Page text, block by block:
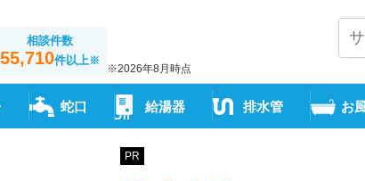
相談件数
55,710件以上※
※2026年8月時点
蛇口 給湯器 排水管 お
PR